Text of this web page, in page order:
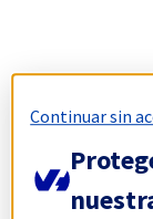
Continuar sin